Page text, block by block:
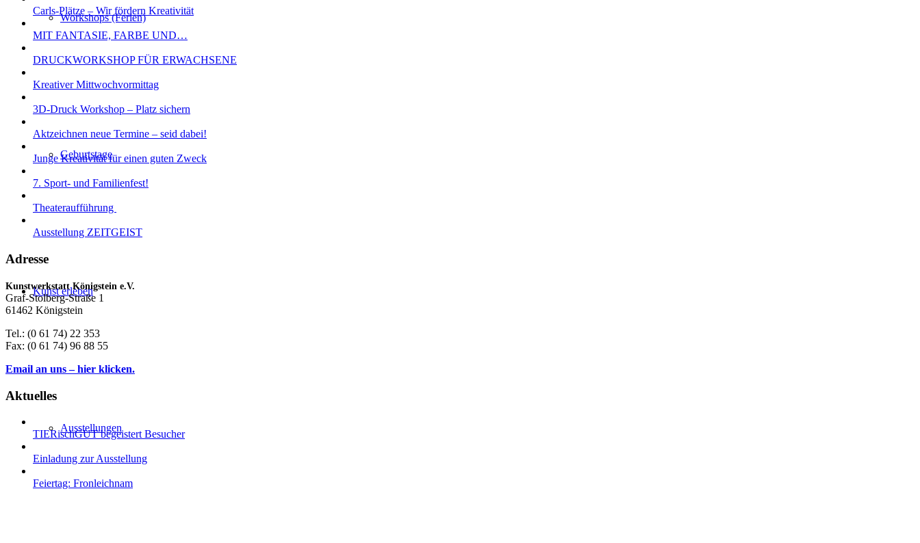
Workshops (Ferien)
Geburtstage
Kunst erleben
Ausstellungen
Carls-Plätze – Wir fördern Kreativität
MIT FANTASIE, FARBE UND…
DRUCKWORKSHOP FÜR ERWACHSENE
Kreativer Mittwochvormittag
3D-Druck Workshop – Platz sichern
Aktzeichnen neue Termine – seid dabei!
Junge Kreativität für einen guten Zweck
7. Sport- und Familienfest!
Theateraufführung
Ausstellung ZEITGEIST
Adresse
Kunstwerkstatt Königstein e.V.
Graf-Stolberg-Straße 1
61462 Königstein
Tel.: (0 61 74) 22 353
Fax: (0 61 74) 96 88 55
Email an uns – hier klicken.
Aktuelles
TIERischGUT begeistert Besucher
Einladung zur Ausstellung
Feiertag: Fronleichnam